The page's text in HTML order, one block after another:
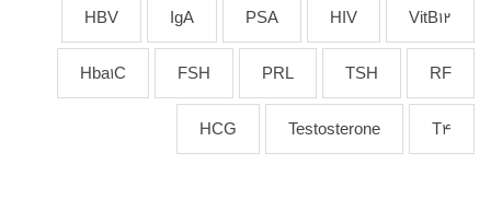
VitB12
HIV
PSA
IgA
HBV
RF
TSH
PRL
FSH
Hba1C
T4
Testosterone
HCG